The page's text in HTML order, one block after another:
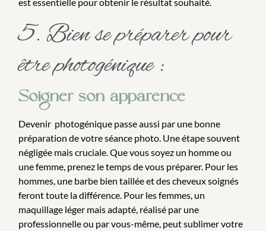
5. Bien se préparer pour
être photogénique :
Soigner son apparence
Devenir photogénique passe aussi par une bonne
préparation de votre séance photo. Une étape souvent
négligée mais cruciale. Que vous soyez un homme ou
une femme, prenez le temps de vous préparer. Pour les
hommes, une barbe bien taillée et des cheveux soignés
feront toute la différence. Pour les femmes, un
maquillage léger mais adapté, réalisé par une
professionnelle ou par vous-même, peut sublimer votre